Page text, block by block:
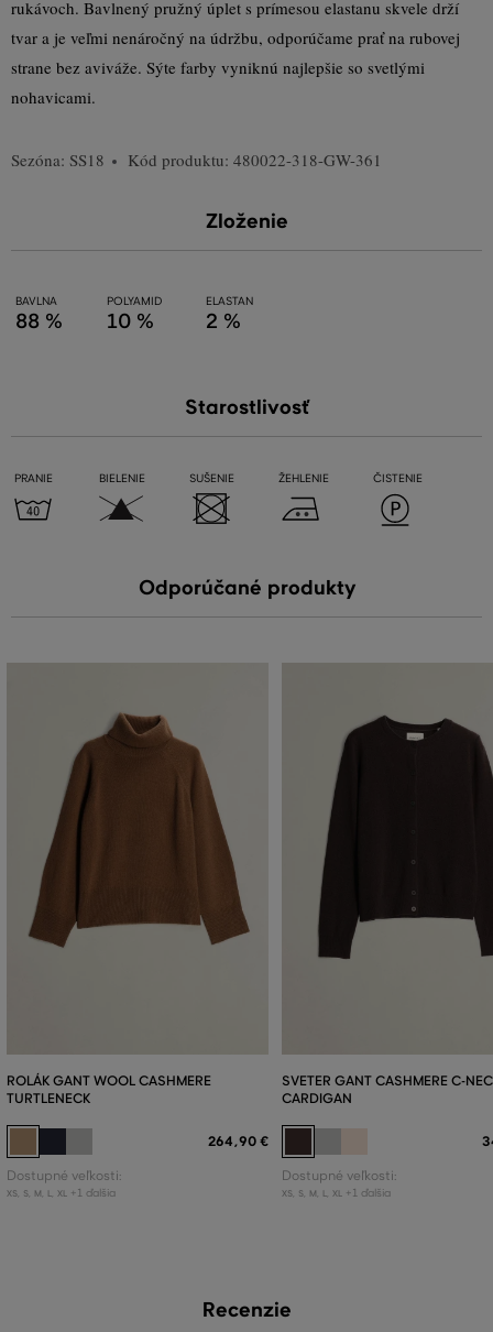
rukávoch. Bavlnený pružný úplet s prímesou elastanu skvele drží
tvar a je veľmi nenáročný na údržbu, odporúčame prať na rubovej
strane bez aviváže. Sýte farby vyniknú najlepšie so svetlými
nohavicami.
Sezóna: SS18 Kód produktu: 480022-318-GW-361
Zloženie
BAVLNA
88 %
POLYAMID
10 %
ELASTAN
2 %
Starostlivosť
PRANIE BIELENIE SUŠENIE ŽEHLENIE ČISTENIE
Odporúčané produkty
ROLÁK GANT WOOL CASHMERE
TURTLENECK
264,90 €
Dostupné veľkosti:
XS S M L XL +1 ďalšia
SVETER GANT CASHMERE C-
CARDIGAN
Dostupné veľkosti:
XS S M L XL +1 ďalšia
Recenzie